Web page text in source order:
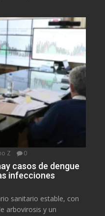
Z 0
casos de dengue
infecciones
sanitario estable, con
arbovirosis y un